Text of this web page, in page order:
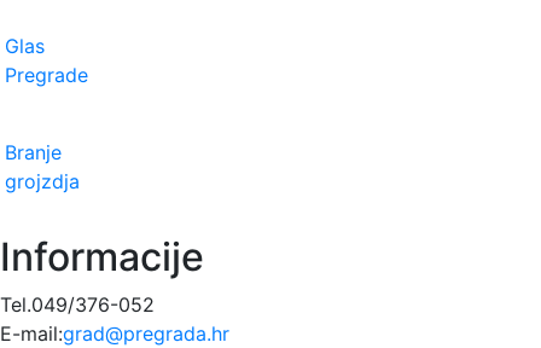
Glas
Pregrade
Branje
grojzdja
Informacije
Tel.049/376-052
E-mail:grad@pregrada.hr